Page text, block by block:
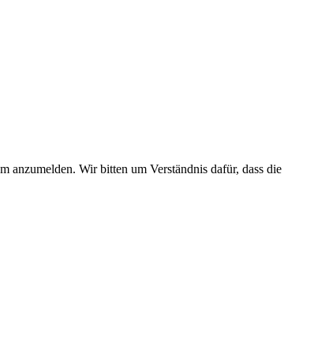
anzumelden. Wir bitten um Verständnis dafür, dass die